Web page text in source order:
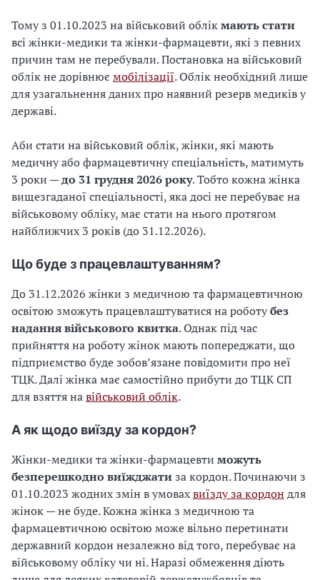
Тому з 01.10.2023 на військовий облікмають стати
всі жінки-медики та жінки-фармацевти, які з певних
причин там не перебували. Постановка на військовий
облік не дорівнює мобілізації. Облік необхідний лише
для узагальнення даних про наявний резерв медиків у
державі.
Аби стати на військовий облік, жінки, які мають
медичну або фармацевтичну спеціальність, матимуть
3 роки —до 31 грудня 2026 року. Тобто кожна жінка
вищезгаданої спеціальності, яка досі не перебуває на
військовому обліку, має стати на нього протягом
найближчих 3 років (до 31.12.2026).
Що буде з працевлаштуванням?
До 31.12.2026 жінки з медичною та фармацевтичною
освітою зможуть працевлаштуватися на роботубез
надання військового квитка. Однак під час
прийняття на роботу жінок мають попереджати, що
підприємство буде зобовʼязане повідомити про неї
ТЦК. Далі жінка має самостійно прибути до ТЦК СП
для взяття навійськовий облік.
А як щодо виїзду за кордон?
Жінки-медики та жінки-фармацевти можуть
безперешкодно виїжджатиза кордон. Починаючи з
01.10.2023 жодних змін в умовахвиїзду за кордон для
жінок — не буде. Кожна жінка з медичною та
фармацевтичною освітою може вільно перетинати
державний кордон незалежно від того, перебуває на
військовому обліку чи ні. Наразі обмеження діють